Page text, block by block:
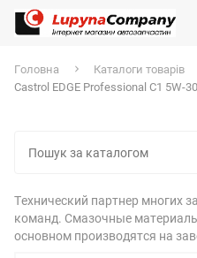
Головна Каталоги товарів
Castrol EDGE Professional C1 5W-
Технический партнер многих
команд. Смазочные
основном производятся на